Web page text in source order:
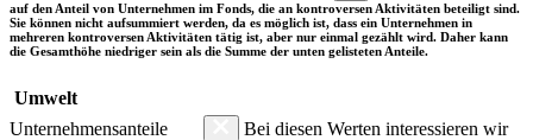
auf den Anteil von Unternehmen im Fonds, die an kontroversen Aktivitäten beteiligt sind.
Sie können nicht aufsummiert werden, da es möglich ist, dass ein Unternehmen in
mehreren kontroversen Aktivitäten tätig ist, aber nur einmal gezählt wird. Daher kann
die Gesamthöhe niedriger sein als die Summe der unten gelisteten Anteile.
Umwelt
Unternehmensanteile
Bei diesen Werten interessieren wir